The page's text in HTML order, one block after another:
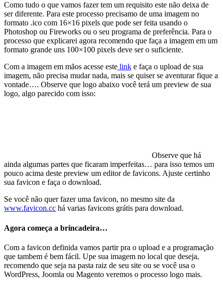
Como tudo o que vamos fazer tem um requisito este não deixa de
ser diferente. Para este processo precisamo de uma imagem no
formato .ico com 16×16 pixels que pode ser feita usando o
Photoshop ou Fireworks ou o seu programa de preferência. Para o
processo que explicarei agora recomendo que faça a imagem em um
formato grande uns 100×100 pixels deve ser o suficiente.
Com a imagem em mãos acesse este link e faça o upload de sua
imagem, não precisa mudar nada, mais se quiser se aventurar fique a
vontade…. Observe que logo abaixo você terá um preview de sua
logo, algo parecido com isso:
Observe que há
ainda algumas partes que ficaram imperfeitas… para isso temos um
pouco acima deste preview um editor de favicons. Ajuste certinho
sua favicon e faça o download.
Se você não quer fazer uma favicon, no mesmo site da
www.favicon.cc há varias favicons grátis para download.
Agora começa a brincadeira…
Com a favicon definida vamos partir pra o upload e a programação
que tambem é bem fácil. Upe sua imagem no local que deseja,
recomendo que seja na pasta raiz de seu site ou se você usa o
WordPress, Joomla ou Magento veremos o processo logo mais.